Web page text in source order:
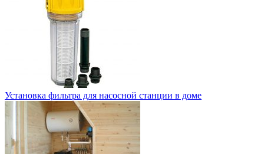
Установка фильтра для насосной станции в доме